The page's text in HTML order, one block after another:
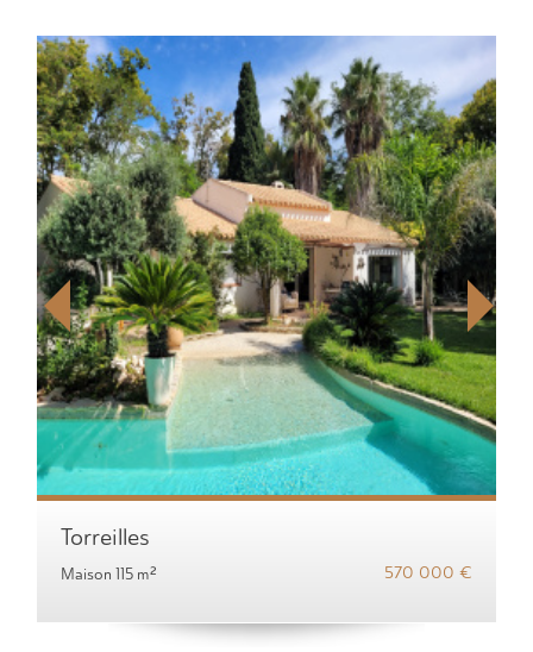
Torreilles
Maison 115 m² 570 000 €